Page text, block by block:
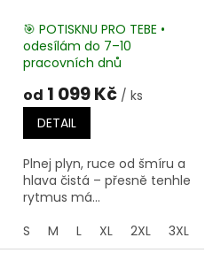
4XL 5XL
🎯 POTISKNU PRO TEBE •
odesílám do 7–10
pracovních dnů
od 1 099 Kč / ks
DETAIL
Plnej plyn, ruce od šmíru a
hlava čistá – přesně tenhle
rytmus má...
S
M L XL 2XL 3XL